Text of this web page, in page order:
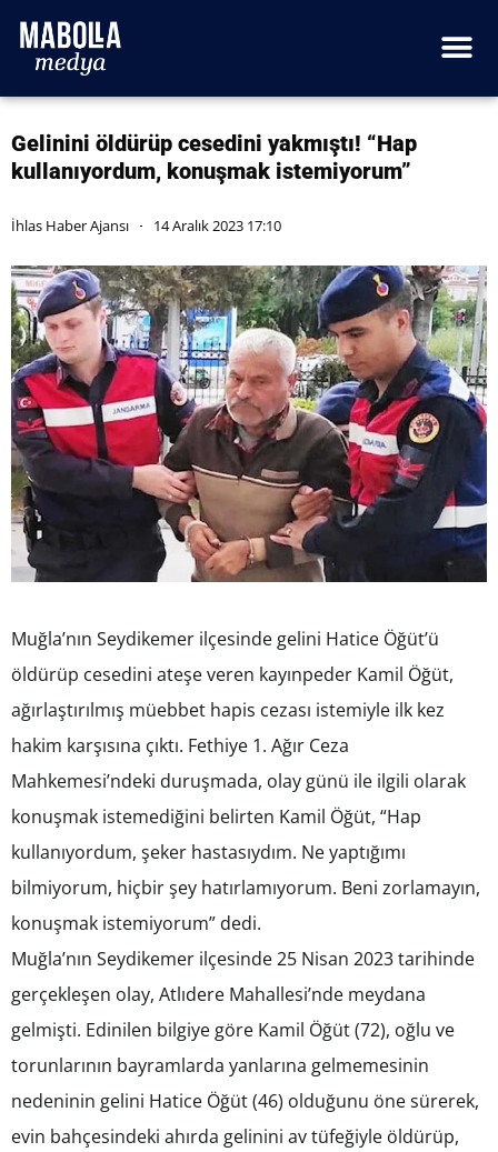
Gelinini öldürüp cesedini yakmıştı! “Hap
kullanıyordum, konuşmak istemiyorum”
İhlas Haber Ajansı 14 Aralık 2023 17:10
Muğla’nın Seydikemer ilçesinde gelini Hatice Öğüt’ü
öldürüp cesedini ateşe veren kayınpeder Kamil Öğüt,
ağırlaştırılmış müebbet hapis cezası istemiyle ilk kez
hakim karşısına çıktı. Fethiye 1. Ağır Ceza
Mahkemesi’ndeki duruşmada, olay günü ile ilgili olarak
konuşmak istemediğini belirten Kamil Öğüt, “Hap
kullanıyordum, şeker hastasıydım. Ne yaptığımı
bilmiyorum, hiçbir şey hatırlamıyorum. Beni zorlamayın,
konuşmak istemiyorum” dedi.
Muğla’nın Seydikemer ilçesinde 25 Nisan 2023 tarihinde
gerçekleşen olay, Atlıdere Mahallesi’nde meydana
gelmişti. Edinilen bilgiye göre Kamil Öğüt (72), oğlu ve
torunlarının bayramlarda yanlarına gelmemesinin
nedeninin gelini Hatice Öğüt (46) olduğunu öne sürerek,
evin bahçesindeki ahırda gelinini av tüfeğiyle öldürüp,